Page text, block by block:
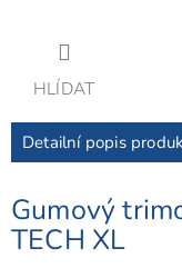
HLÍDAT
Detailní popis
Gumový
TECH XL